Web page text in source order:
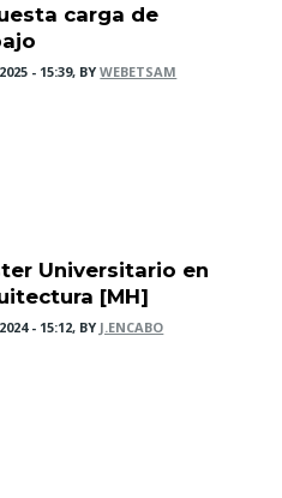
carga de
- 15:39, BYWEBETSAM
Universitario en
[MH]
- 15:12, BY J.ENCABO